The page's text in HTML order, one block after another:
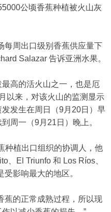
公顷香蕉种植被火山灰
每周出口级别香蕉供应量下
Salazar 告诉亚洲水果。
高的活火山之一，也是厄
以来，对该火山的监测显示
发生在周日（9月20日）早
周一（9月21日）晚上。
种植出口组织的协调人，他
、El Triunfo 和 Los Ríos、
影响最大的地区。
蕉的正常成熟过程，所以现